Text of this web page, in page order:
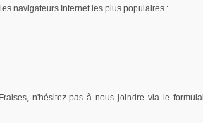
navigateurs Internet les plus populaires :
n'hésitez pas à nous joindre via le